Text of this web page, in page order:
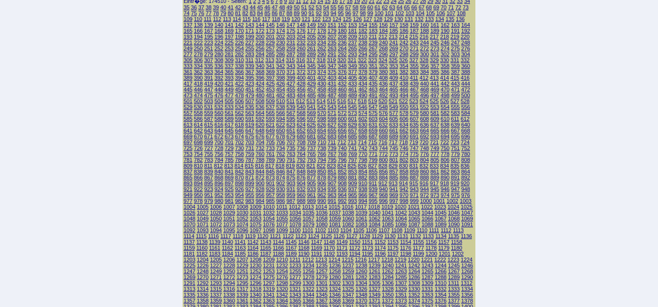
35 36 37 38 39 40 41 42 43 44 45 46 47 48 49 50 51 52 53 54 55 56 57 58 59 60 61 62 63 64 65 66 67 68 69 70 71 72 73
74 75 76 77 78 79 80 81 82 83 84 85 86 87 88 89 90 91 92 93 94 95 96 97 98 99 100 101 102 103 104 105 106 107 108
109 110 111 112 113 114 115 116 117 118 119 120 121 122 123 124 125 126 127 128 129 130 131 132 133 134 135 136
137 138 139 140 141 142 143 144 145 146 147 148 149 150 151 152 153 154 155 156 157 158 159 160 161 162 163 164
165 166 167 168 169 170 171 172 173 174 175 176 177 178 179 180 181 182 183 184 185 186 187 188 189 190 191 192
193 194 195 196 197 198 199 200 201 202 203 204 205 206 207 208 209 210 211 212 213 214 215 216 217 218 219 220
221 222 223 224 225 226 227 228 229 230 231 232 233 234 235 236 237 238 239 240 241 242 243 244 245 246 247 248
249 250 251 252 253 254 255 256 257 258 259 260 261 262 263 264 265 266 267 268 269 270 271 272 273 274 275 276
277 278 279 280 281 282 283 284 285 286 287 288 289 290 291 292 293 294 295 296 297 298 299 300 301 302 303 304
305 306 307 308 309 310 311 312 313 314 315 316 317 318 319 320 321 322 323 324 325 326 327 328 329 330 331 332
333 334 335 336 337 338 339 340 341 342 343 344 345 346 347 348 349 350 351 352 353 354 355 356 357 358 359 360
361 362 363 364 365 366 367 368 369 370 371 372 373 374 375 376 377 378 379 380 381 382 383 384 385 386 387 388
389 390 391 392 393 394 395 396 397 398 399 400 401 402 403 404 405 406 407 408 409 410 411 412 413 414 415 416
417 418 419 420 421 422 423 424 425 426 427 428 429 430 431 432 433 434 435 436 437 438 439 440 441 442 443 444
445 446 447 448 449 450 451 452 453 454 455 456 457 458 459 460 461 462 463 464 465 466 467 468 469 470 471 472
473 474 475 476 477 478 479 480 481 482 483 484 485 486 487 488 489 490 491 492 493 494 495 496 497 498 499 500
501 502 503 504 505 506 507 508 509 510 511 512 513 514 515 516 517 518 519 520 521 522 523 524 525 526 527 528
529 530 531 532 533 534 535 536 537 538 539 540 541 542 543 544 545 546 547 548 549 550 551 552 553 554 555 556
557 558 559 560 561 562 563 564 565 566 567 568 569 570 571 572 573 574 575 576 577 578 579 580 581 582 583 584
585 586 587 588 589 590 591 592 593 594 595 596 597 598 599 600 601 602 603 604 605 606 607 608 609 610 611 612
613 614 615 616 617 618 619 620 621 622 623 624 625 626 627 628 629 630 631 632 633 634 635 636 637 638 639 640
641 642 643 644 645 646 647 648 649 650 651 652 653 654 655 656 657 658 659 660 661 662 663 664 665 666 667 668
669 670 671 672 673 674 675 676 677 678 679 680 681 682 683 684 685 686 687 688 689 690 691 692 693 694 695 696
697 698 699 700 701 702 703 704 705 706 707 708 709 710 711 712 713 714 715 716 717 718 719 720 721 722 723 724
725 726 727 728 729 730 731 732 733 734 735 736 737 738 739 740 741 742 743 744 745 746 747 748 749 750 751 752
753 754 755 756 757 758 759 760 761 762 763 764 765 766 767 768 769 770 771 772 773 774 775 776 777 778 779 780
781 782 783 784 785 786 787 788 789 790 791 792 793 794 795 796 797 798 799 800 801 802 803 804 805 806 807 808
809 810 811 812 813 814 815 816 817 818 819 820 821 822 823 824 825 826 827 828 829 830 831 832 833 834 835 836
837 838 839 840 841 842 843 844 845 846 847 848 849 850 851 852 853 854 855 856 857 858 859 860 861 862 863 864
865 866 867 868 869 870 871 872 873 874 875 876 877 878 879 880 881 882 883 884 885 886 887 888 889 890 891 892
893 894 895 896 897 898 899 900 901 902 903 904 905 906 907 908 909 910 911 912 913 914 915 916 917 918 919 920
921 922 923 924 925 926 927 928 929 930 931 932 933 934 935 936 937 938 939 940 941 942 943 944 945 946 947 948
949 950 951 952 953 954 955 956 957 958 959 960 961 962 963 964 965 966 967 968 969 970 971 972 973 974 975 976
977 978 979 980 981 982 983 984 985 986 987 988 989 990 991 992 993 994 995 996 997 998 999 1000 1001 1002 1003
1004 1005 1006 1007 1008 1009 1010 1011 1012 1013 1014 1015 1016 1017 1018 1019 1020 1021 1022 1023 1024 1025
1026 1027 1028 1029 1030 1031 1032 1033 1034 1035 1036 1037 1038 1039 1040 1041 1042 1043 1044 1045 1046 1047
1048 1049 1050 1051 1052 1053 1054 1055 1056 1057 1058 1059 1060 1061 1062 1063 1064 1065 1066 1067 1068 1069
1070 1071 1072 1073 1074 1075 1076 1077 1078 1079 1080 1081 1082 1083 1084 1085 1086 1087 1088 1089 1090 1091
1092 1093 1094 1095 1096 1097 1098 1099 1100 1101 1102 1103 1104 1105 1106 1107 1108 1109 1110 1111 1112 1113
1114 1115 1116 1117 1118 1119 1120 1121 1122 1123 1124 1125 1126 1127 1128 1129 1130 1131 1132 1133 1134 1135 1136
1137 1138 1139 1140 1141 1142 1143 1144 1145 1146 1147 1148 1149 1150 1151 1152 1153 1154 1155 1156 1157 1158
1159 1160 1161 1162 1163 1164 1165 1166 1167 1168 1169 1170 1171 1172 1173 1174 1175 1176 1177 1178 1179 1180
1181 1182 1183 1184 1185 1186 1187 1188 1189 1190 1191 1192 1193 1194 1195 1196 1197 1198 1199 1200 1201 1202
1203 1204 1205 1206 1207 1208 1209 1210 1211 1212 1213 1214 1215 1216 1217 1218 1219 1220 1221 1222 1223 1224
1225 1226 1227 1228 1229 1230 1231 1232 1233 1234 1235 1236 1237 1238 1239 1240 1241 1242 1243 1244 1245 1246
1247 1248 1249 1250 1251 1252 1253 1254 1255 1256 1257 1258 1259 1260 1261 1262 1263 1264 1265 1266 1267 1268
1269 1270 1271 1272 1273 1274 1275 1276 1277 1278 1279 1280 1281 1282 1283 1284 1285 1286 1287 1288 1289 1290
1291 1292 1293 1294 1295 1296 1297 1298 1299 1300 1301 1302 1303 1304 1305 1306 1307 1308 1309 1310 1311 1312
1313 1314 1315 1316 1317 1318 1319 1320 1321 1322 1323 1324 1325 1326 1327 1328 1329 1330 1331 1332 1333 1334
1335 1336 1337 1338 1339 1340 1341 1342 1343 1344 1345 1346 1347 1348 1349 1350 1351 1352 1353 1354 1355 1356
1357 1358 1359 1360 1361 1362 1363 1364 1365 1366 1367 1368 1369 1370 1371 1372 1373 1374 1375 1376 1377 1378